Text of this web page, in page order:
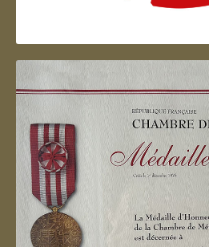
Artisan d'Alsace